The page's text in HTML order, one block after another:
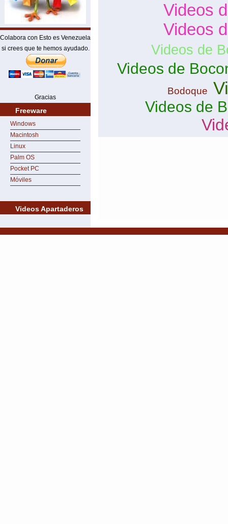
Colabora con Esto es Venezuela
si crees que te hemos ayudado.
Gracias
Freeware
Windows
Macintosh
Linux
Palm OS
Pocket PC
Móviles
Videos Apartaderos
Videos
Videos
Videos de
Videos de
Bodoque
Videos de